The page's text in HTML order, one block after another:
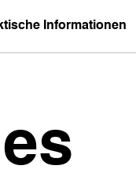
Informationen